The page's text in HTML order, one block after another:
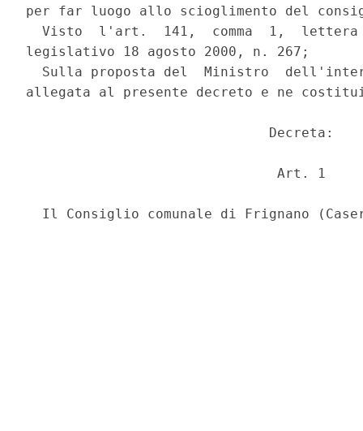
per far luogo allo scioglimento del
Visto  l'art.  141,  comma  1,
legislativo 18 agosto 2000, n. 267;
Sulla proposta del  Ministro
allegata al presente decreto e ne
                              Decreta:
                               Art. 1